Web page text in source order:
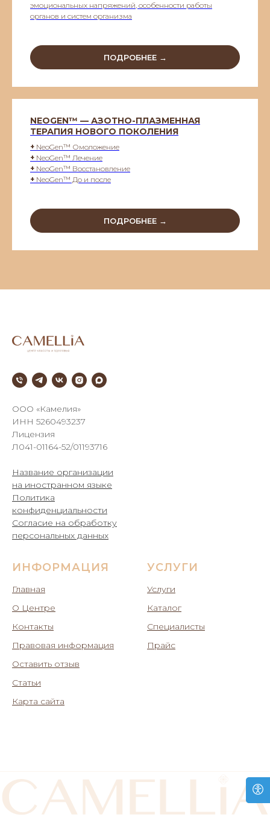
эмоциональных напряжений, особенности работы
органов и систем организма
ПОДРОБНЕЕ →
NEOGEN™ — АЗОТНО-ПЛАЗМЕННАЯ
ТЕРАПИЯ НОВОГО ПОКОЛЕНИЯ
+ NeoGen™ Омоложение
+ NeoGen™ Лечение
+ NeoGen™ Восстановление
+ NeoGen™ До и после
ПОДРОБНЕЕ →
ООО «Камелия»
ИНН 5260493237
Лицензия
Л041-01164-52/01193716
Название организации
на иностранном языке
Политика
конфиденциальности
Согласие на обработку
персональных данных
ИНФОРМАЦИЯ
Главная
О Центре
Контакты
Правовая информация
Оставить отзыв
Статьи
Карта сайта
УСЛУГИ
Услуги
Каталог
Специалисты
Прайс